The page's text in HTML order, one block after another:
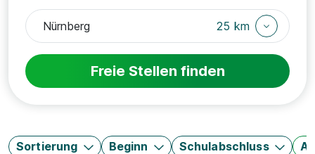
25 km
Freie Stellen finden
Sortierung Beginn Schulabschluss